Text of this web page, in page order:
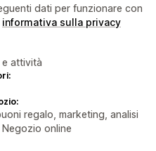
dati per funzionare con
informativa sulla privacy
e attività
regalo, marketing, analisi
online